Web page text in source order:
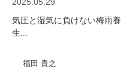
気圧と湿気に負けない梅雨養
生...
福田 貴之